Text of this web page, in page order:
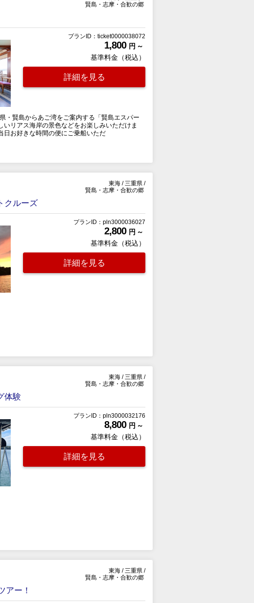
賢島・志摩・合歓の郷
プランID：ticket0000038072
1,800 円 ～
基準料金（税込）
詳細を見る
賢島からあご湾をご案内する「賢島エスパー
リアス海岸の景色などをお楽しみいただけま
日お好きな時間の便にご乗船いただ
東海 / 三重県 /
賢島・志摩・合歓の郷
クルーズ
プランID：pln3000036027
2,800 円 ～
基準料金（税込）
詳細を見る
東海 / 三重県 /
賢島・志摩・合歓の郷
体験
プランID：pln3000032176
8,800 円 ～
基準料金（税込）
詳細を見る
東海 / 三重県 /
賢島・志摩・合歓の郷
アー！